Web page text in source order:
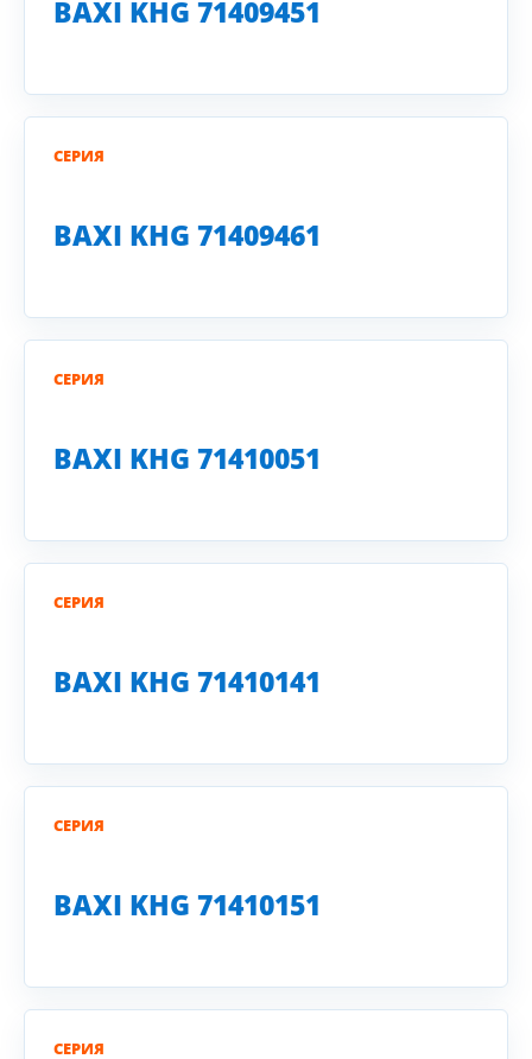
BAXI KHG 71409451
СЕРИЯ
BAXI KHG 71409461
СЕРИЯ
BAXI KHG 71410051
СЕРИЯ
BAXI KHG 71410141
СЕРИЯ
BAXI KHG 71410151
СЕРИЯ